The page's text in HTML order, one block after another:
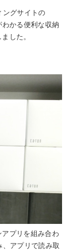
ングサイトの
かる便利な収納
した。
アプリを組み合わ
アプリで読み取